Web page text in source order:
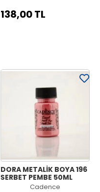
138,00 TL
DORA METALİK BOYA 196
ŞERBET PEMBE 50ML
Cadence